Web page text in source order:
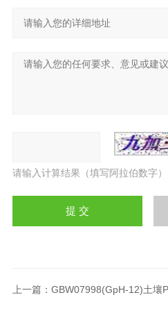
请输入计算结果（填写阿拉伯数字
上一篇： GBW07998(GpH-12)土壤